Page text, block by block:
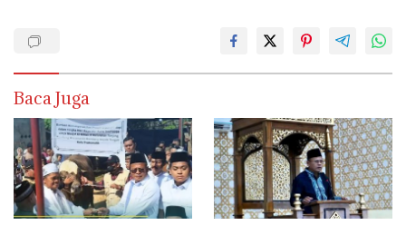
Baca Juga